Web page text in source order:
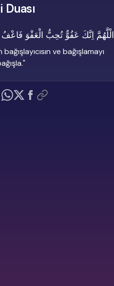
الْلَّهُمَّ اِنَّكَ عَفُوٌّ تُحِبُّ الْعَفْوَ
bağışlayıcısın ve bağışlamayı
"